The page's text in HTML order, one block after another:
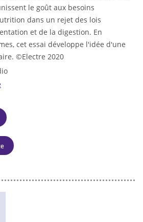
le goût aux besoins
dans un rejet des lois
et de la digestion. En
cet essai développe l'idée d'une
©Electre 2020